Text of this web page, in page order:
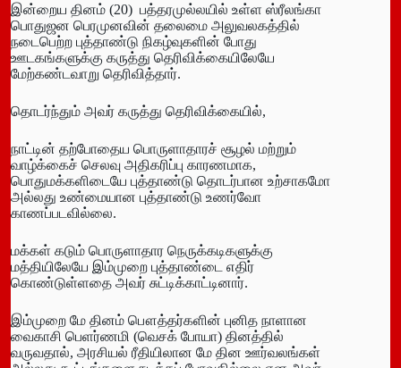
இன்றைய தினம் (20) பத்தரமுல்லயில் உள்ள ஸ்ரீலங்கா
பொதுஜன பெரமுனவின் தலைமை அலுவலகத்தில்
நடைபெற்ற புத்தாண்டு நிகழ்வுகளின் போது
ஊடகங்களுக்கு கருத்து தெரிவிக்கையிலேயே
மேற்கண்டவாறு தெரிவித்தார்.
தொடர்ந்தும் அவர் கருத்து தெரிவிக்கையில்,
நாட்டின் தற்போதைய பொருளாதாரச் சூழல் மற்றும்
வாழ்க்கைச் செலவு அதிகரிப்பு காரணமாக,
பொதுமக்களிடையே புத்தாண்டு தொடர்பான உற்சாகமோ
அல்லது உண்மையான புத்தாண்டு உணர்வோ
காணப்படவில்லை.
மக்கள் கடும் பொருளாதார நெருக்கடிகளுக்கு
மத்தியிலேயே இம்முறை புத்தாண்டை எதிர்
கொண்டுள்ளதை அவர் சுட்டிக்காட்டினார்.
இம்முறை மே தினம் பௌத்தர்களின் புனித நாளான
வைகாசி பெளர்ணமி (வெசக் போயா) தினத்தில்
வருவதால், அரசியல் ரீதியிலான மே தின ஊர்வலங்கள்